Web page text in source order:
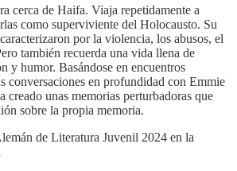
cerca de Haifa. Viaja repetidamente a
como superviviente del Holocausto. Su
por la violencia, los abusos, el
también recuerda una vida llena de
y humor. Basándose en encuentros
conversaciones en profundidad con Emmie
creado unas memorias perturbadoras que
sobre la propia memoria.
de Literatura Juvenil 2024 en la